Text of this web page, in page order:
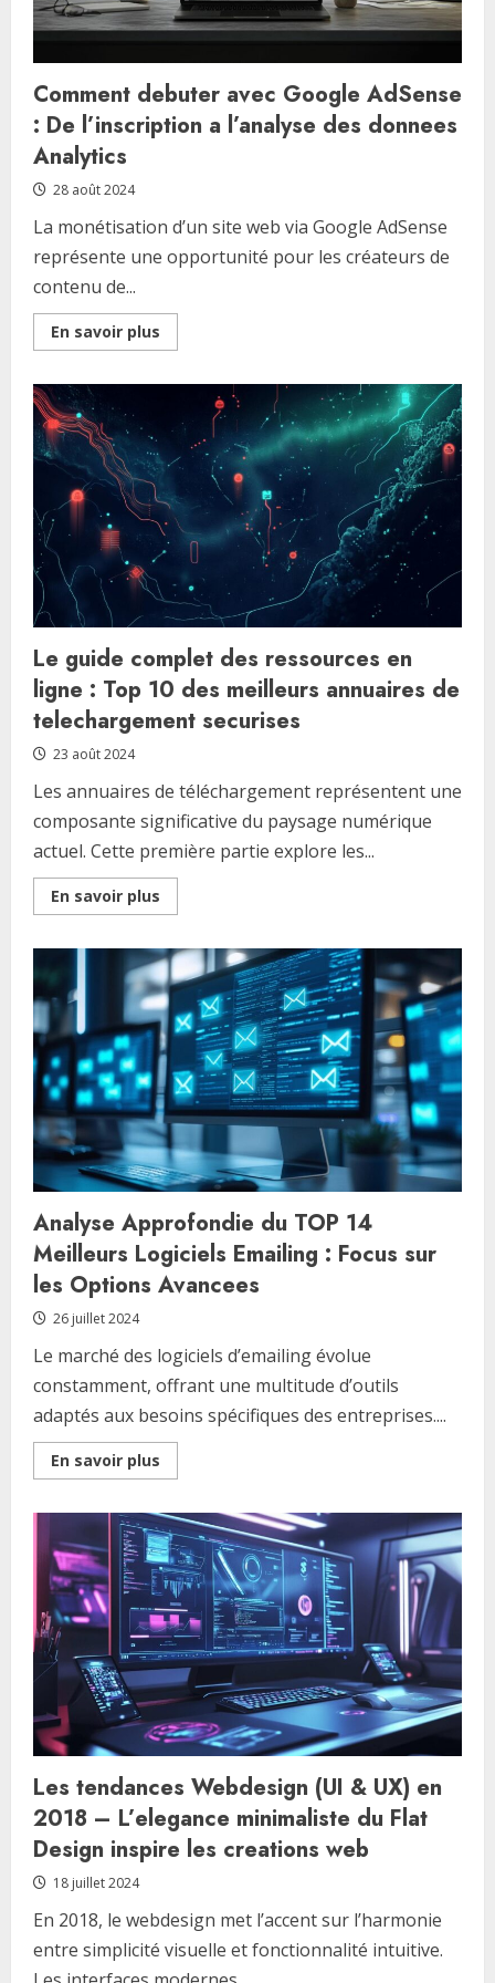
Comment debuter avec Google AdSense
: De l’inscription a l’analyse des donnees
Analytics
28 août 2024
La monétisation d’un site web via Google AdSense
représente une opportunité pour les créateurs de
contenu de...
En savoir plus
more
debuter
Google
AdSense
:
De
l’inscription
a
l’analyse
des
donnees
Analytics
Le guide complet des ressources en
ligne : Top 10 des meilleurs annuaires de
telechargement securises
23 août 2024
Les annuaires de téléchargement représentent une
composante significative du paysage numérique
actuel. Cette première partie explore les...
En savoir plus
more
guide
complet
des
ressources
en
ligne
:
Top
10
des
meilleurs
annuaires
de
telechargement
securises
Analyse Approfondie du TOP 14
Meilleurs Logiciels Emailing : Focus sur
les Options Avancees
26 juillet 2024
Le marché des logiciels d’emailing évolue
constamment, offrant une multitude d’outils
adaptés aux besoins spécifiques des entreprises....
En savoir plus
more
Approfondie
du
TOP
14
Meilleurs
Logiciels
Emailing
:
Focus
sur
les
Options
Avancees
Les tendances Webdesign (UI & UX) en
2018 – L’elegance minimaliste du Flat
Design inspire les creations web
18 juillet 2024
En 2018, le webdesign met l’accent sur l’harmonie
entre simplicité visuelle et fonctionnalité intuitive.